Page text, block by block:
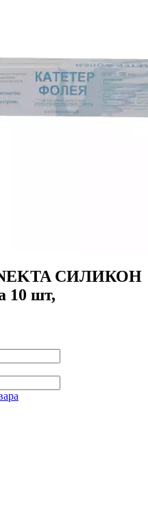
СИЛИКОН
10 шт,